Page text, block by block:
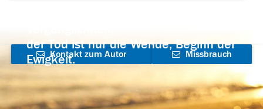
der Tod ist nur die Wende, Beginn der
Ewigkeit.
Kontakt zum Autor
aufnehmen
Missbrauch